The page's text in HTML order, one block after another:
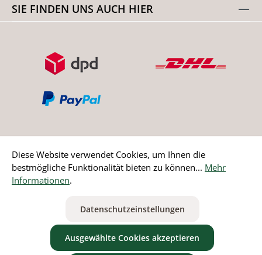
SIE FINDEN UNS AUCH HIER
Bestellung widerrufen
ausgenommen Nicht EU-Länder
Diese Website verwendet Cookies, um Ihnen die
bestmögliche Funktionalität bieten zu können... Mehr
Informationen.
Datenschutzeinstellungen
Ausgewählte Cookies akzeptieren